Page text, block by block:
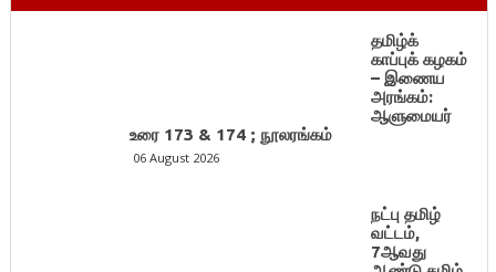
தமிழ்க்
காப்புக் கழகம்
– இணைய
அரங்கம்:
ஆளுமையர்
உரை 173 & 174 ; நூலரங்கம்
06 August 2026
நட்பு தமிழ்
வட்டம்,
7ஆவது